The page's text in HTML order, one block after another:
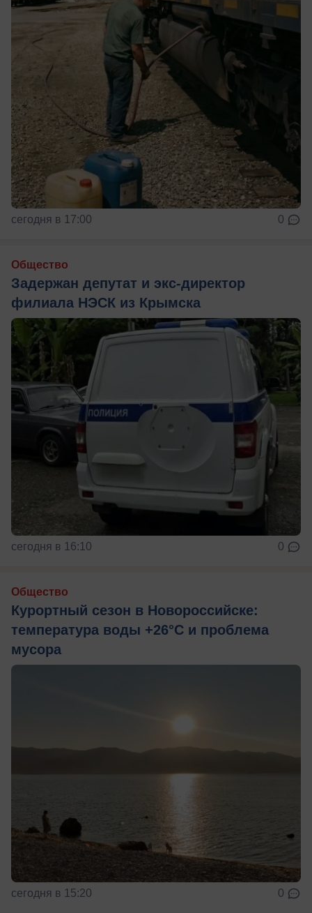
сегодня в 17:00 0
Общество
Задержан депутат и экс-директор
филиала НЭСК из Крымска
сегодня в 16:10 0
Общество
Курортный сезон в Новороссийске:
температура воды +26°C и проблема
мусора
сегодня в 15:20 0